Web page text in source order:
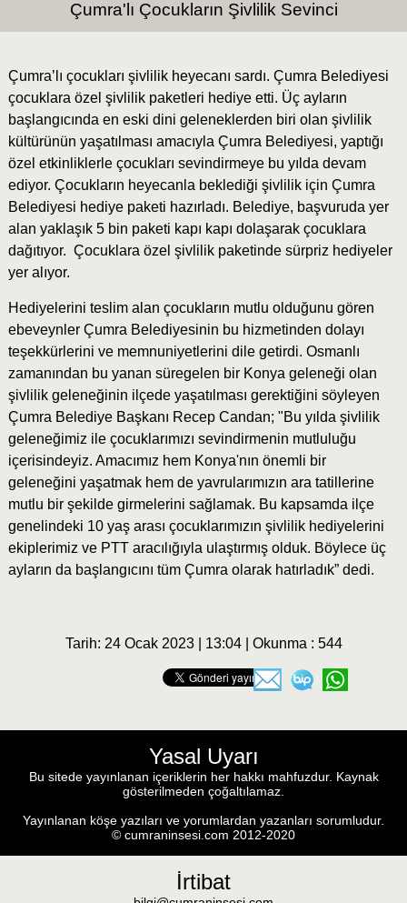
Çumra'lı Çocukların Şivlilik Sevinci
Çumra’lı çocukları şivlilik heyecanı sardı. Çumra Belediyesi
çocuklara özel şivlilik paketleri hediye etti. Üç ayların
başlangıcında en eski dini geleneklerden biri olan şivlilik
kültürünün yaşatılması amacıyla Çumra Belediyesi, yaptığı
özel etkinliklerle çocukları sevindirmeye bu yılda devam
ediyor. Çocukların heyecanla beklediği şivlilik için Çumra
Belediyesi hediye paketi hazırladı. Belediye, başvuruda yer
alan yaklaşık 5 bin paketi kapı kapı dolaşarak çocuklara
dağıtıyor. Çocuklara özel şivlilik paketinde sürpriz hediyeler
yer alıyor.
Hediyelerini teslim alan çocukların mutlu olduğunu gören
ebeveynler Çumra Belediyesinin bu hizmetinden dolayı
teşekkürlerini ve memnuniyetlerini dile getirdi. Osmanlı
zamanından bu yanan süregelen bir Konya geleneği olan
şivlilik geleneğinin ilçede yaşatılması gerektiğini söyleyen
Çumra Belediye Başkanı Recep Candan; "Bu yılda şivlilik
geleneğimiz ile çocuklarımızı sevindirmenin mutluluğu
içerisindeyiz. Amacımız hem Konya'nın önemli bir
geleneğini yaşatmak hem de yavrularımızın ara tatillerine
mutlu bir şekilde girmelerini sağlamak. Bu kapsamda ilçe
genelindeki 10 yaş arası çocuklarımızın şivlilik hediyelerini
ekiplerimiz ve PTT aracılığıyla ulaştırmış olduk. Böylece üç
ayların da başlangıcını tüm Çumra olarak hatırladık” dedi.
Tarih: 24 Ocak 2023 | 13:04 | Okunma : 544
Yasal Uyarı
Bu sitede yayınlanan içeriklerin her hakkı mahfuzdur. Kaynak
gösterilmeden çoğaltılamaz.
Yayınlanan köşe yazıları ve yorumlardan yazanları sorumludur.
© cumraninsesi.com 2012-2020
İrtibat